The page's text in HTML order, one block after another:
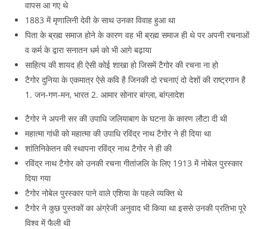
वापस आ गए थे
1883 में मृणालिनी देवी के साथ उनका विवाह हुआ था
पिता के ब्रह्म समाज होने के कारण वह भी ब्रह्म समाज ही थे पर अपनी रचनाओं
व कर्म के द्वारा सनातन धर्म को भी आगे बढ़ाया
साहित्य की शायद ही ऐसी कोई शाखा हो जिसमें टैगोर की रचना ना हो
टैगोर दुनिया के एकमात्र ऐसे कवि है जिनकी दो रचनाएं दो देशों की राष्ट्रगान है
1. जन-गण-मन, भारत 2. आमार सोनार बांग्ला, बांग्लादेश
टैगोर ने अपनी सर की उपाधि जलियाबाग के घटना के कारण लौटा दी थी
महात्मा गांधी को महात्मा की उपाधि रविंद्र नाथ टैगोर ने ही दिया था
शांतिनिकेतन की स्थापना रविंद्र नाथ टैगोर ने ही की
रविंद्र नाथ टैगोर को उनकी रचना गीतांजलि के लिए 1913 में नोबेल पुरस्कार
दिया गया
टैगोर नोबेल पुरस्कार पाने वाले एशिया के पहले व्यक्ति थे
टैगोर ने कुछ पुस्तकों का अंग्रेजी अनुवाद भी किया था इससे उनकी प्रतिभा पूरे
विश्व में फैली थी